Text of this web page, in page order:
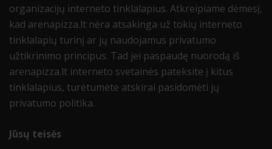
organizacijų interneto tinklalapius. Atkreipiame dėmesį,
kad arenapizza.lt nėra atsakinga už tokių interneto
tinklalapių turinį ar jų naudojamus privatumo
užtikrinimo principus. Tad jei paspaudę nuorodą iš
arenapizza.lt interneto svetainės pateksite į kitus
tinklalapius, turėtumėte atskirai pasidomėti jų
privatumo politika.
Jūsų teisės